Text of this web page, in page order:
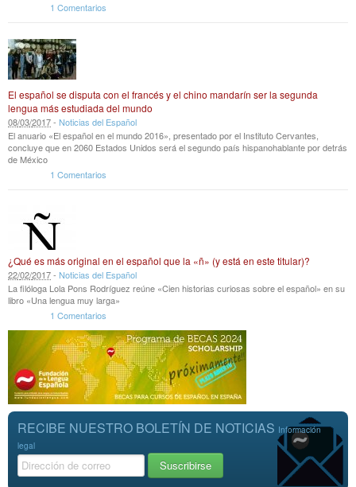
1 Comentarios
El español se disputa con el francés y el chino mandarín ser la segunda
lengua más estudiada del mundo
08/03/2017- Noticias del Español
El anuario «El español en el mundo 2016», presentado por el Instituto Cervantes,
concluye que en 2060 Estados Unidos será el segundo país hispanohablante por detrás
de México
1 Comentarios
¿Qué es más original en el español que la «ñ» (y está en este titular)?
22/02/2017- Noticias del Español
La filóloga Lola Pons Rodríguez reúne «Cien historias curiosas sobre el español» en su
libro «Una lengua muy larga»
1 Comentarios
RECIBE NUESTRO BOLETÍN DE NOTICIAS Información
legal